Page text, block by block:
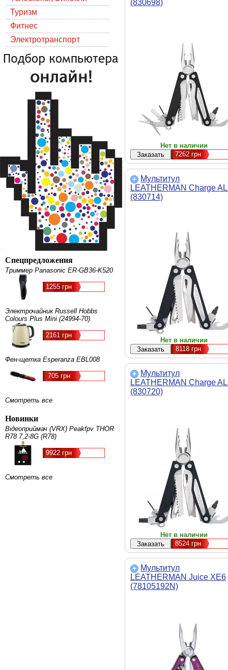
Туризм
Фитнес
Электротранспорт
Спецпредложения
Триммер Panasonic ER-GB36-K520
1255 грн
Электрочайник Russell Hobbs
Colours Plus Mini (24994-70)
2161 грн
Фен-щетка Esperanza EBL008
705 грн
Смотреть все
Новинки
Відеоприймач (VRX) Peakfpv THOR
R78 7,2-8G (R78)
9922 грн
Смотреть все
(830698)
Нет в наличии
7262 грн
Мультитул
LEATHERMAN Charge
(830714)
Нет в наличии
8118грн
Мультитул
LEATHERMAN Charge
(830720)
Нет в наличии
8524 грн
Мультитул
LEATHERMAN Juice XE6
(78105192N)